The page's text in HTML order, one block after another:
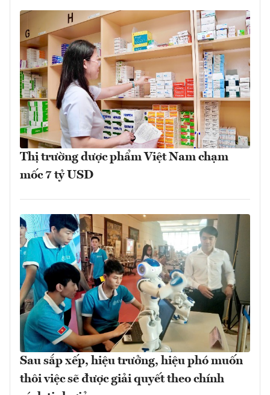
Thị trường dược phẩm Việt Nam chạm
mốc 7 tỷ USD
Sau sắp xếp, hiệu trưởng, hiệu phó muốn
thôi việc sẽ được giải quyết theo chính